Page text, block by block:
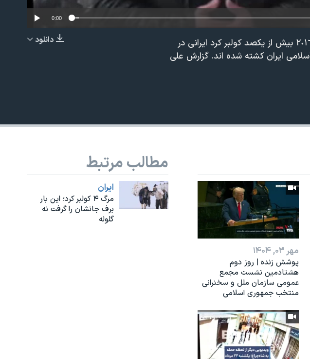
EMBED
0:00
دانلود
مركز دمكراسی و حقوق بشر كردستان ايران می گويد در سال ٢٠١٦ بيش از يكصد كولبر كرد ايرانی در
ايران كشته شده اند. گزارش علی
مطالب مرتبط
ايران
مرگ ۴ کولبر کرد؛ این بار
برف جانشان را گرفت نه
گلوله
مهر ۰۳, ۱۴۰۴
پوشش زنده | روز دوم
هشتادمین نشست مجمع
عمومی سازمان ملل و سخنرانی
منتخب جمهوری اسلامی